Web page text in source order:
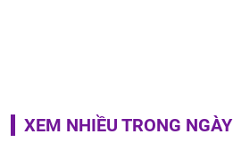
XEM NHIỀU TRONG NGÀY